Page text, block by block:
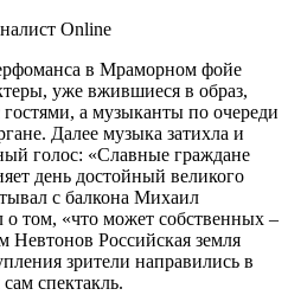
Online
в Мраморном фойе
уже вжившиеся в образ,
а музыканты по очереди
Далее музыка затихла и
голос: «Славные граждане
день достойный великого
с балкона Михаил
том, «что может собственных –
Российская земля
зрители направились в
спектакль.